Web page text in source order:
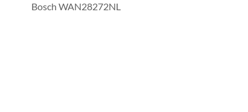
Bosch WAN28272NL